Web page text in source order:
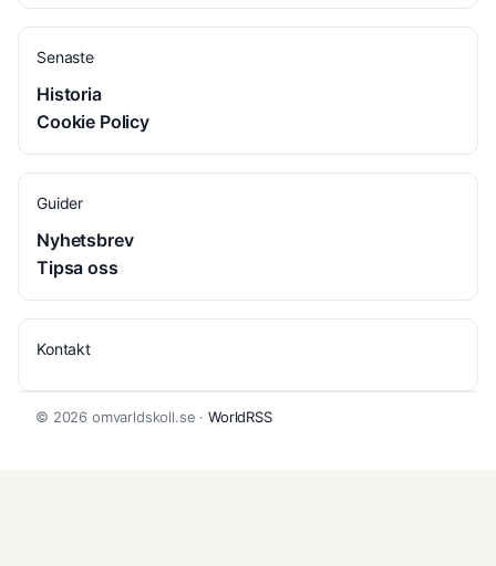
Senaste
Historia
Cookie Policy
Guider
Nyhetsbrev
Tipsa oss
Kontakt
© 2026 omvarldskoll.se · WorldRSS